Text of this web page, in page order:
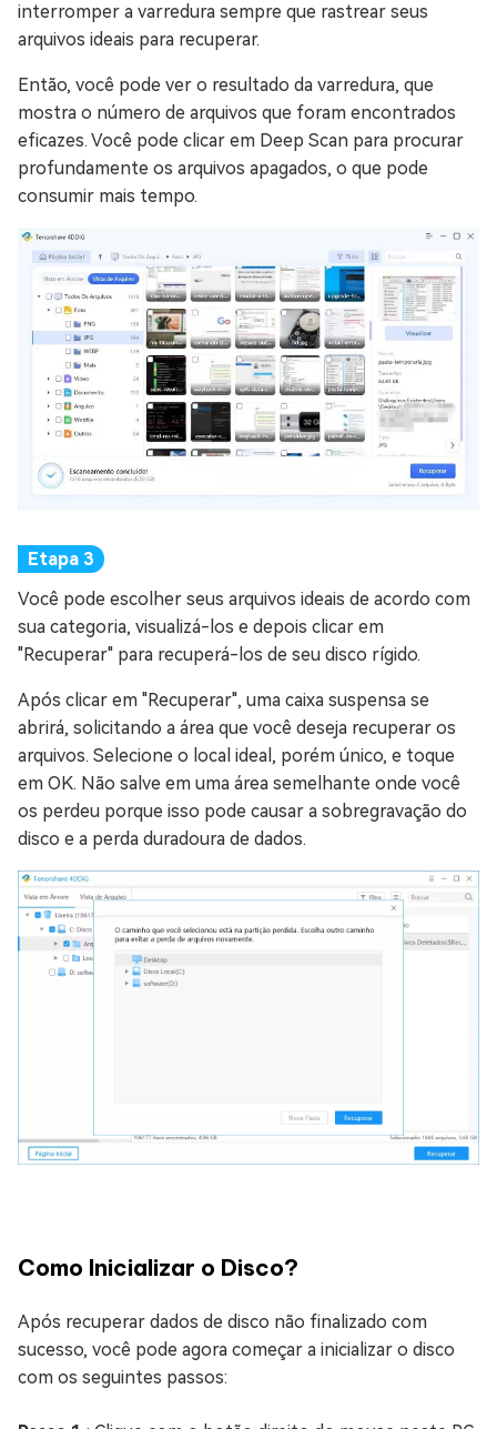
interromper a varredura sempre que rastrear seus
arquivos ideais para recuperar.
Então, você pode ver o resultado da varredura, que
mostra o número de arquivos que foram encontrados
eficazes. Você pode clicar em Deep Scan para procurar
profundamente os arquivos apagados, o que pode
consumir mais tempo.
Você pode escolher seus arquivos ideais de acordo com
sua categoria, visualizá-los e depois clicar em
"Recuperar" para recuperá-los de seu disco rígido.
Após clicar em "Recuperar", uma caixa suspensa se
abrirá, solicitando a área que você deseja recuperar os
arquivos. Selecione o local ideal, porém único, e toque
em OK. Não salve em uma área semelhante onde você
os perdeu porque isso pode causar a sobregravação do
disco e a perda duradoura de dados.
Como Inicializar o Disco?
Após recuperar dados de disco não finalizado com
sucesso, você pode agora começar a inicializar o disco
com os seguintes passos: